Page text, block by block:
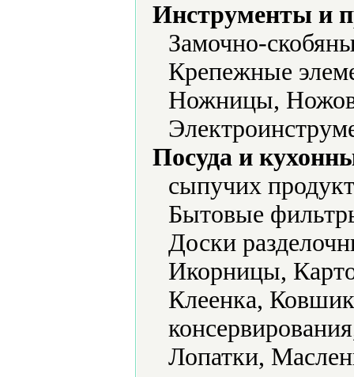
Инструменты и
Замочно-
Крепежные
Ножницы,
Посуда и
сыпучих
Бытовые
Доски
Икорницы,
Клеенка,
Лопатки,